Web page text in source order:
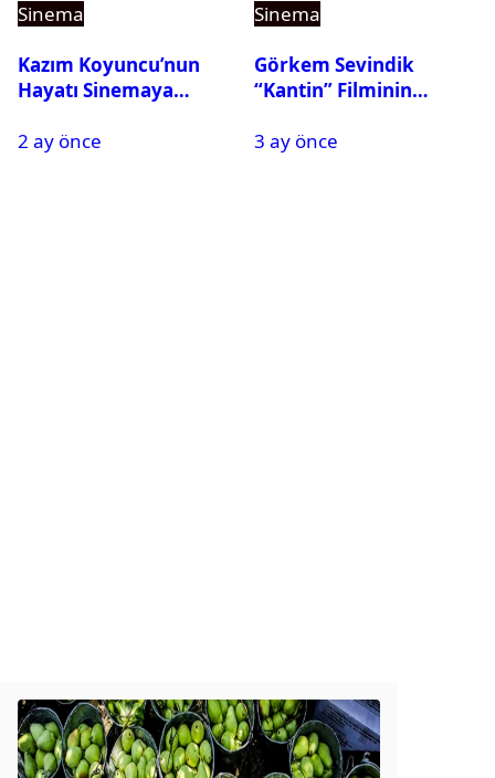
Sinema
Kazım Koyuncu’nun
Hayatı Sinemaya
2 ay önce
Sinema
Görkem Sevindik
“Kantin” Filminin
3 ay önce